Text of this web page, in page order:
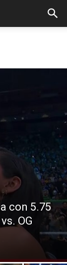
con 5.75
OG